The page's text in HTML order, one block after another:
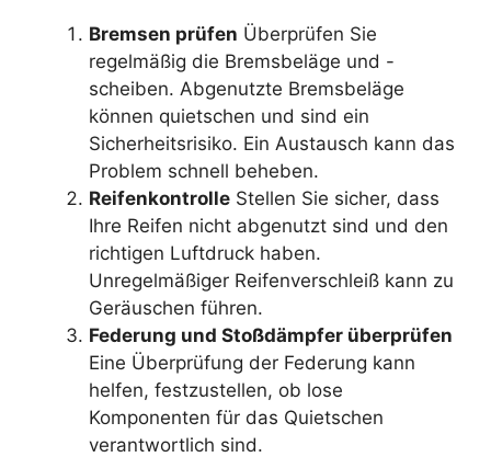
Bremsen prüfen Überprüfen Sie
regelmäßig die Bremsbeläge und -
scheiben. Abgenutzte Bremsbeläge
können quietschen und sind ein
Sicherheitsrisiko. Ein Austausch kann das
Problem schnell beheben.
Reifenkontrolle Stellen Sie sicher, dass
Ihre Reifen nicht abgenutzt sind und den
richtigen Luftdruck haben.
Unregelmäßiger Reifenverschleiß kann zu
Geräuschen führen.
Federung und Stoßdämpfer überprüfen
Eine Überprüfung der Federung kann
helfen, festzustellen, ob lose
Komponenten für das Quietschen
verantwortlich sind.